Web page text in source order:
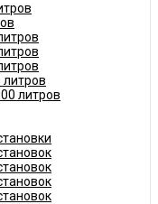
литров